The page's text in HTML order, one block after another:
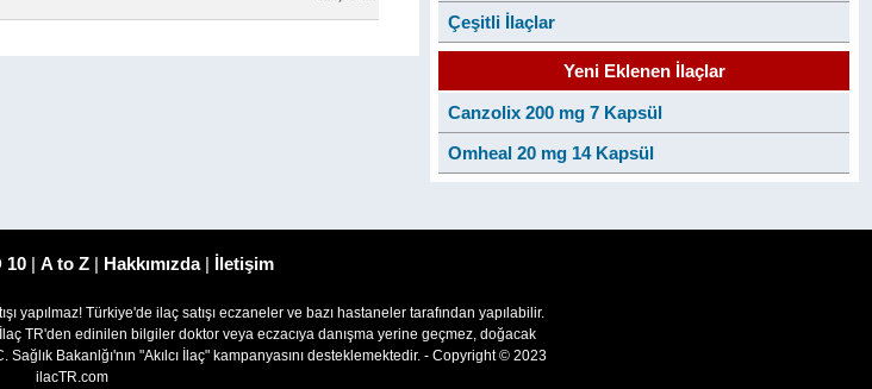
Çeşitli İlaçlar
Yeni Eklenen İlaçlar
Canzolix 200 mg 7 Kapsül
Omheal 20 mg 14 Kapsül
10 | A to Z | Hakkımızda| İletişim
yapılmaz! Türkiye'de ilaç satışı eczaneler ve bazı hastaneler tarafından yapılabilir.
TR'den edinilen bilgiler doktor veya eczacıya danışma yerine geçmez, doğacak
Bakanlğı'nın "Akılcı İlaç" kampanyasını desteklemektedir. - Copyright © 2023
ilacTR.com